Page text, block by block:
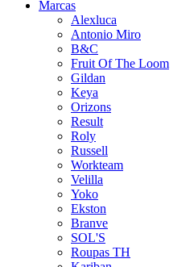
Marcas
Alexluca
Antonio Miro
B&C
Fruit Of The Loom
Gildan
Keya
Orizons
Result
Roly
Russell
Workteam
Velilla
Yoko
Ekston
Branve
SOL'S
Roupas TH